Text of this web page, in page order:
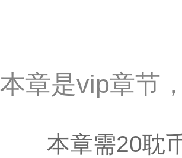
本章是vip章节
本章需20耽